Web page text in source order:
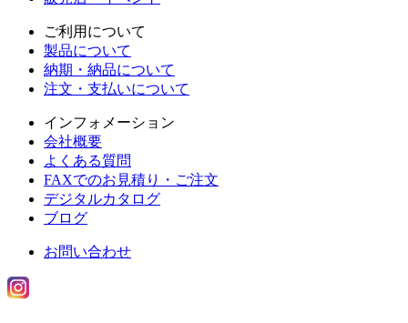
ご利用について
製品について
納期・納品について
注文・支払いについて
インフォメーション
会社概要
よくある質問
FAXでのお見積り・ご注文
デジタルカタログ
ブログ
お問い合わせ